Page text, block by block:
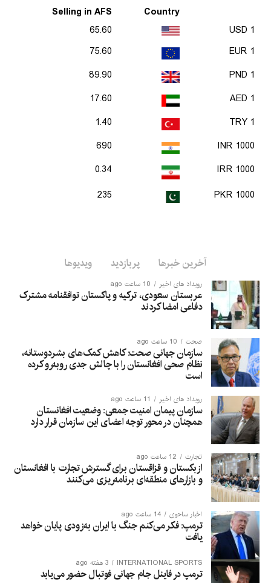
Country
Selling in AFS
1 USD
65.60
1 EUR
75.60
1 PND
89.90
1 AED
17.60
1 TRY
1.40
1000 INR
690
1000 IRR
0.34
1000 PKR
235
آخرین خبرها پربازدید ویدیوها
رویداد های اخیر 10 ساعت ago
عربستان سعودی، ترکیه و پاکستان توافقنامه مشترک
دفاعی امضا کردند
صحت 10 ساعت ago
سازمان جهانی صحت: کاهش کمک‌های بشردوستانه،
نظام صحی افغانستان را با چالش جدی روبه‌رو کرده
است
رویداد های اخیر 11 ساعت ago
سازمان پیمان امنیت جمعی: وضعیت افغانستان
همچنان در محور توجه اعضای این سازمان قرار دارد
تجارت 12 ساعت ago
ازبکستان و قزاقستان برای گسترش تجارت با افغانستان
و بازارهای منطقه‌ای برنامه‌ریزی می‌کنند
اخبار ساحوی 14 ساعت ago
ترمپ: فکر می‌کنم جنگ با ایران به‌زودی پایان خواهد
یافت
INTERNATIONAL SPORTS 3 هفته ago
ترمپ در فاینل جام جهانی فوتبال حضور می‌یابد